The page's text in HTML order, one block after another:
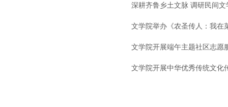
深耕齐鲁乡土文脉 调研民间
文学院举办《农圣传人：我在
文学院开展端午主题社区志愿
文学院开展中华优秀传统文化